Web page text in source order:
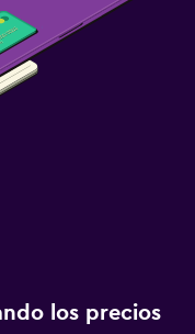
los precios